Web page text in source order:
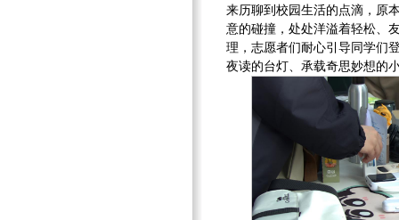
来历聊到校园生活的点滴，原
意的碰撞，处处洋溢着轻松、
理，志愿者们耐心引导同学们
夜读的台灯、承载奇思妙想的